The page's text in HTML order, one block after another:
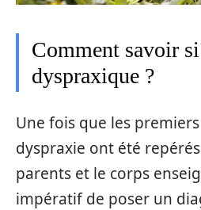
Comment savoir
dyspraxique ?
Une fois que les
dyspraxie ont été
parents et le corps
impératif de poser un